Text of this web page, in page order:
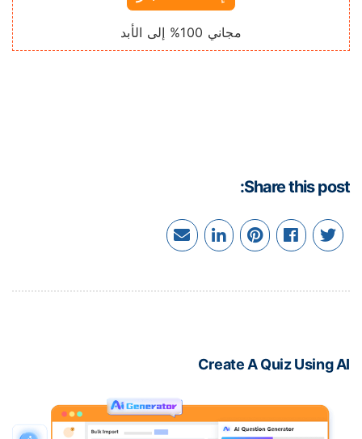
مجاني 100% إلى الأبد
Share this
Create A Quiz Using